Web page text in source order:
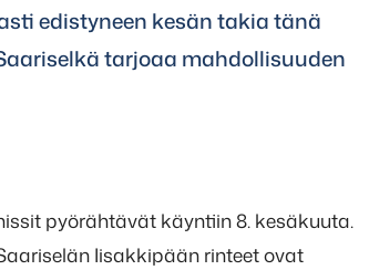
edistyneen kesän takia tänä
tarjoaa mahdollisuuden
pyörähtävät käyntiin 8. kesäkuuta.
Iisakkipään rinteet ovat